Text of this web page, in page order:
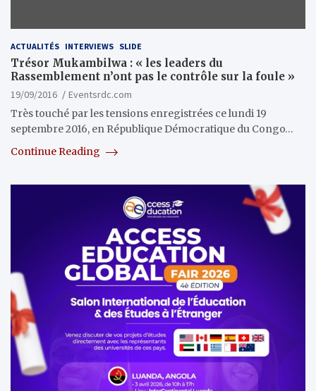
ACTUALITÉS INTERVIEWS SLIDE
Trésor Mukambilwa : « les leaders du
Rassemblement n’ont pas le contrôle sur la foule »
19/09/2016
Eventsrdc.com
Très touché par les tensions enregistrées ce lundi 19
septembre 2016, en République Démocratique du Congo…
Continue Reading